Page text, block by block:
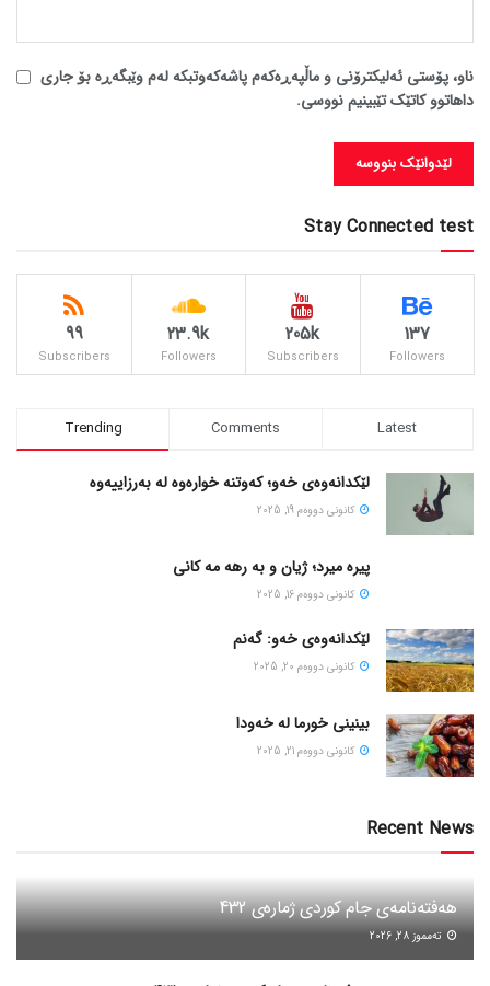
ناو، پۆستی ئەلیکترۆنی و ماڵپەڕەکەم پاشەکەوتبکە لەم وێبگەڕە بۆ جاری
داهاتوو کاتێک تێبینیم نووسی.
Stay Connected test
137
Followers
205k
Subscribers
23.9k
Followers
99
Subscribers
Trending Comments Latest
لێکدانەوەی خەو؛ کەوتنە خوارەوە لە بەرزاییەوە
كانونی دووه‌م 19, 2025
پیره میرد؛ ژیان و به رهه مه کانی
كانونی دووه‌م 16, 2025
لێکدانەوەی خەو: گەنم
كانونی دووه‌م 20, 2025
بینینی خورما لە خەودا
كانونی دووه‌م 21, 2025
Recent News
هەفتەنامەی جام کوردی ژمارەی 432
ته‌مموز 28, 2026